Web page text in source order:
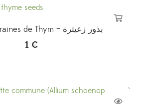
+/- 1500 Graines de Thym – بذور زعيترة
1 €